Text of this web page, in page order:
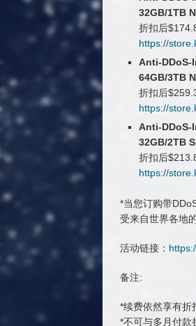
32GB/1TB
折扣后
https://
Anti-DDoS-
64GB/3TB
折扣后
https://
Anti-DDoS-
32GB/2TB
折扣后
https://
*当您订购带
受来自世界各地
活动链接：
备注:
*续费依然享有折
*不可与多月付款